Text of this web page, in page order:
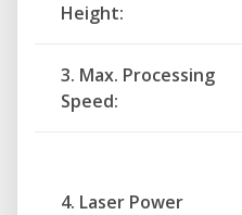
Height:
3. Max. Processing
Speed:
4. Laser Power